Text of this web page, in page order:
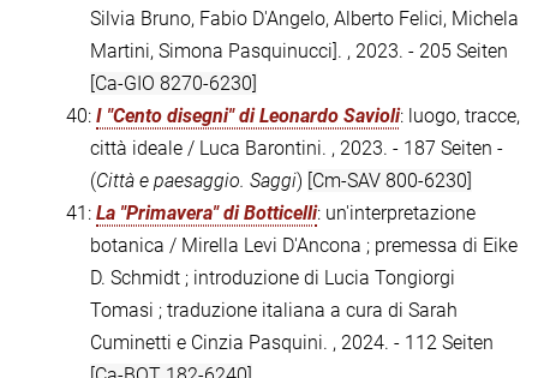
Silvia Bruno, Fabio D'Angelo, Alberto Felici, Michela
Martini, Simona Pasquinucci]. , 2023. - 205 Seiten
[Ca-GIO 8270-6230]
40: I "Cento disegni" di Leonardo Savioli: luogo, tracce,
città ideale / Luca Barontini. , 2023. - 187 Seiten -
(Città e paesaggio. Saggi) [Cm-SAV 800-6230]
41: La "Primavera" di Botticelli: un'interpretazione
botanica / Mirella Levi D'Ancona ; premessa di Eike
D. Schmidt ; introduzione di Lucia Tongiorgi
Tomasi ; traduzione italiana a cura di Sarah
Cuminetti e Cinzia Pasquini. , 2024. - 112 Seiten